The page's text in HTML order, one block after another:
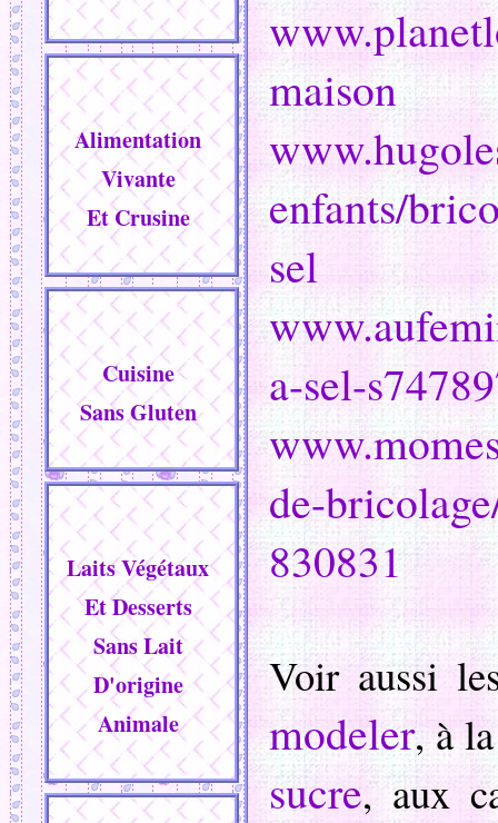
Alimentation
Vivante
Et Crusine
Cuisine
Sans Gluten
Laits Végétaux
Et Desserts
Sans Lait
D'origine
Animale
maison
enfants/
sel
a-sel-
de-
830831
Voir aussi
modeler, à
sucre, aux